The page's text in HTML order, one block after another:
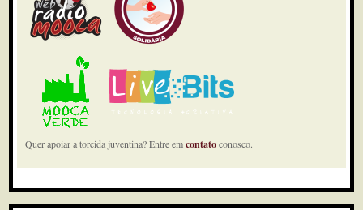
Quer apoiar a torcida juventina? Entre emcontatoconosco.